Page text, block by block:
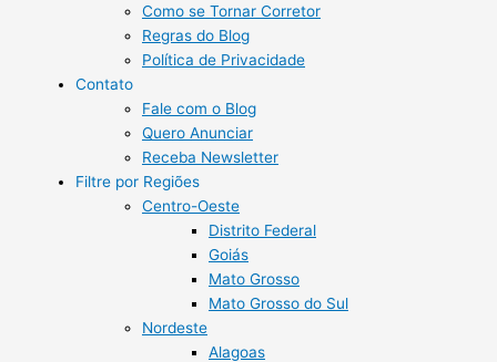
Como se Tornar Corretor
Regras do Blog
Política de Privacidade
Contato
Fale com o Blog
Quero Anunciar
Receba Newsletter
Filtre por Regiões
Centro-Oeste
Distrito Federal
Goiás
Mato Grosso
Mato Grosso do Sul
Nordeste
Alagoas